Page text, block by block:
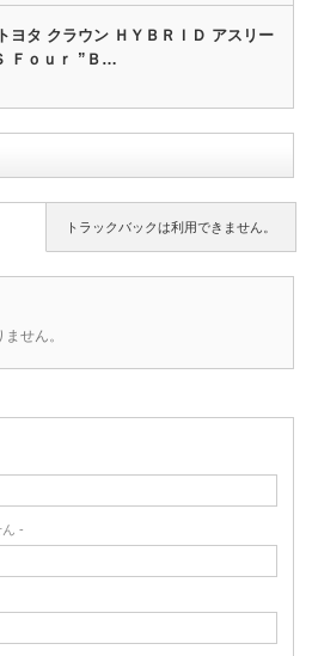
トヨタ クラウン ＨＹＢＲＩＤ アスリー
Ｆｏｕｒ ”Ｂ…
トラックバックは利用できません。
せん。
-